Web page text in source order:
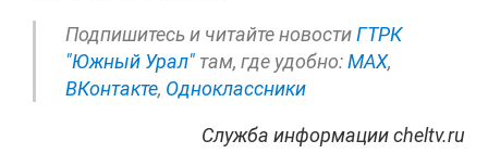
Подпишитесь и читайте новостиГТРК
"Южный Урал" там, где удобно:МАХ,
ВКонтакте, Одноклассники
Служба информации cheltv.ru